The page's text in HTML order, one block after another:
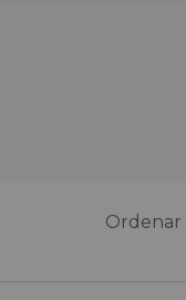
Ordenar